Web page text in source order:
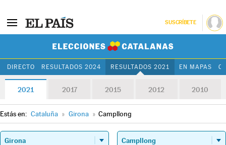
SUSCRÍBETE
DIRECTO RESULTADOS 2024 RESULTADOS 2021 EN MAPAS
2021 2017 2015 2012 2010
Estás en: Cataluña » Girona » Campllong